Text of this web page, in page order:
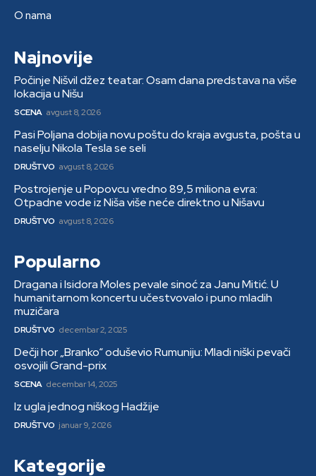
O nama
Najnovije
Počinje Nišvil džez teatar: Osam dana predstava na više
lokacija u Nišu
SCENA avgust 8, 2026
Pasi Poljana dobija novu poštu do kraja avgusta, pošta u
naselju Nikola Tesla se seli
DRUŠTVO avgust 8, 2026
Postrojenje u Popovcu vredno 89,5 miliona evra:
Otpadne vode iz Niša više neće direktno u Nišavu
DRUŠTVO avgust 8, 2026
Popularno
Dragana i Isidora Moles pevale sinoć za Janu Mitić. U
humanitarnom koncertu učestvovalo i puno mladih
muzičara
DRUŠTVO decembar 2, 2025
Dečji hor „Branko“ oduševio Rumuniju: Mladi niški pevači
osvojili Grand-prix
SCENA decembar 14, 2025
Iz ugla jednog niškog Hadžije
DRUŠTVO januar 9, 2026
Kategorije